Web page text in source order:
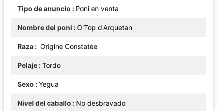
Tipo de anuncio Poni en venta
Nombre del poni O'Top d'Arquetan
Raza Origine Constatée
Pelaje Tordo
Sexo Yegua
Nivel del caballo No desbravado